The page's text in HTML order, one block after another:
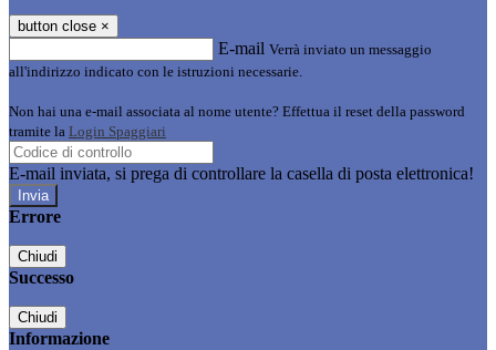
button close ×
E-mail Verrà inviato un messaggio
all'indirizzo indicato con le istruzioni necessarie.
Non hai una e-mail associata al nome utente? Effettua il reset della password
tramite la Login Spaggiari
E-mail inviata, si prega di controllare la casella di posta elettronica!
Errore
Chiudi
Successo
Chiudi
Informazione